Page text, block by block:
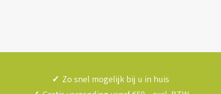
✓ Zo snel mogelijk bij u in huis